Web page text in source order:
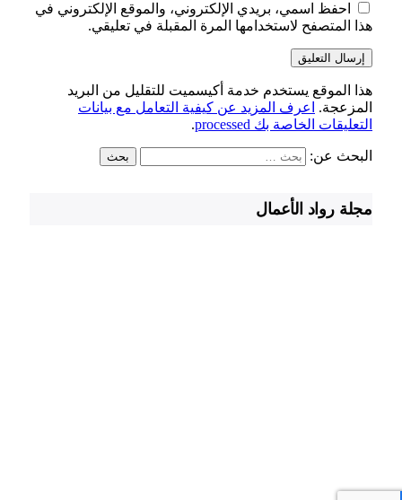
احفظ اسمي، بريدي الإلكتروني، والموقع الإلكتروني في
هذا المتصفح لاستخدامها المرة المقبلة في تعليقي.
هذا الموقع يستخدم خدمة أكيسميت للتقليل من البريد
المزعجة.
اعرف المزيد عن كيفية التعامل مع بيانات
التعليقات الخاصة بك processed
.
البحث عن:
مجلة رواد الأعمال